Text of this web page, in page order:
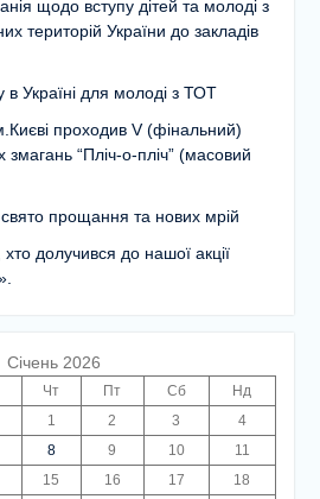
щодо вступу дітей та молоді з
територій України до закладів
в Україні для молоді з ТОТ
проходив V (фінальний)
змагань “Пліч-о-пліч” (масовий
прощання та нових мрій
долучився до нашої акції
Січень 2026
Чт Пт Сб
Нд
1
2 3
4
8 9 10
11
15 16 17
18